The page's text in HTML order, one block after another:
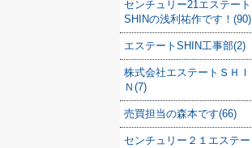
センチュリー21エステート
SHINの浅利祐作です！(90)
エステートSHIN工事部(2)
株式会社エステートＳＨＩ
Ｎ(7)
売買担当の森本です(66)
センチュリー２１エステー